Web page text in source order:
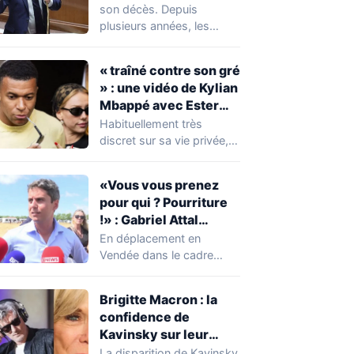
réserver une
mauvaise surprise à
son décès. Depuis
plusieurs années, les
concernant le seuil…
« traîné contre son gré
» : une vidéo de Kylian
Mbappé avec Ester
Expósito en Italie agite
la toile
Habituellement très
discret sur sa vie privée,
«Vous vous prenez
pour qui ? Pourriture
!» : Gabriel Attal
chahuté sur un
campement illégal
En déplacement en
Vendée dans le cadre
occupations…
Brigitte Macron : la
confidence de
Kavinsky sur leur